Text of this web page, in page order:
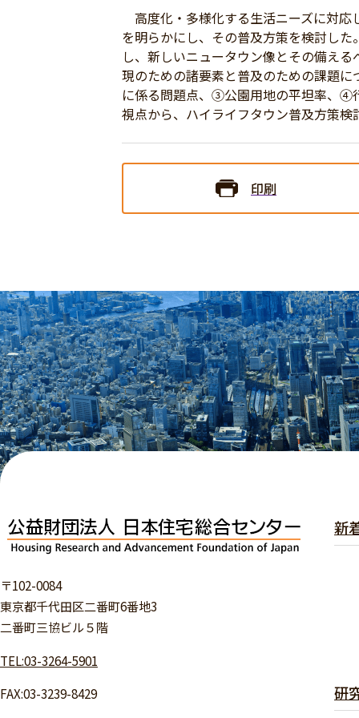
高度化・多様化する生活ニーズに対応
を明らかにし、その普及方策を検討し
し、新しいニュータウン像とその備え
現のための諸要素と普及のための課題
に係る問題点、③公園用地の平坦率、④
視点から、ハイライフタウン普及方策
印刷
〒102-0084
東京都千代田区二番町6番地3
二番町三協ビル５階
TEL:03-3264-5901
FAX:03-3239-8429
新
研